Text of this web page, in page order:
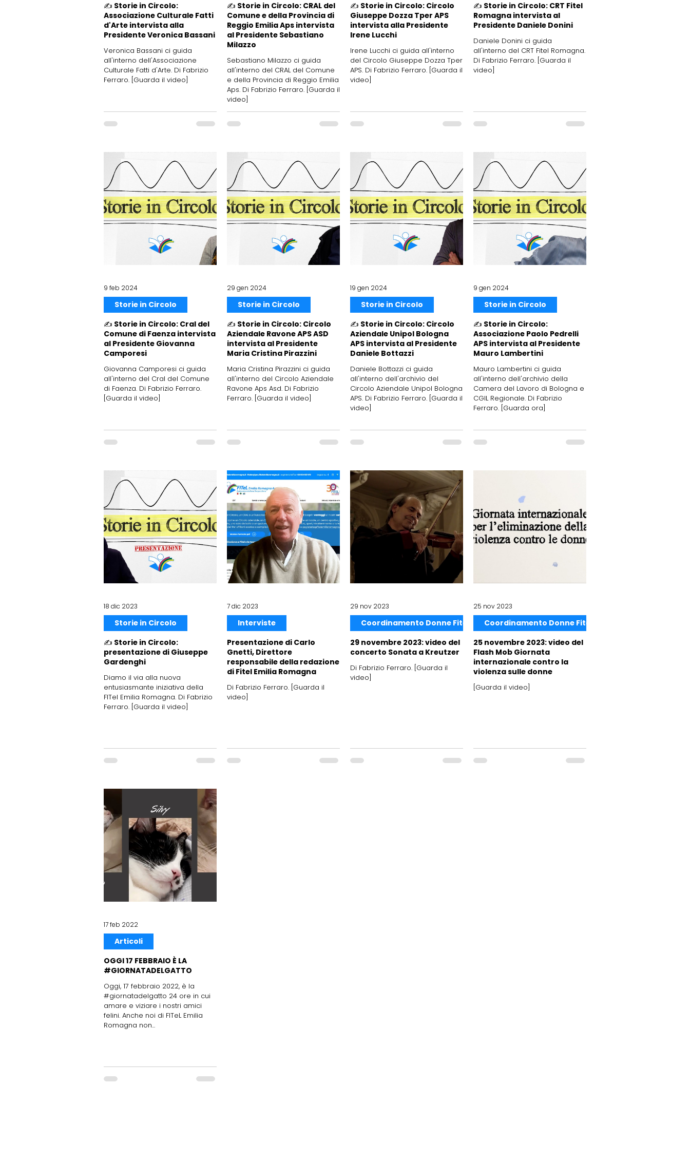
✍️ Storie in Circolo:
Associazione Culturale Fatti
d'Arte intervista alla
Presidente Veronica Bassani
Veronica Bassani ci guida
all'interno dell'Associazione
Culturale Fatti d'Arte. Di Fabrizio
Ferraro. [Guarda il video]
✍️ Storie in Circolo: CRAL del
Comune e della Provincia di
Reggio Emilia Aps intervista
al Presidente Sebastiano
Milazzo
Sebastiano Milazzo ci guida
all'interno del CRAL del Comune
e della Provincia di Reggio Emilia
Aps. Di Fabrizio Ferraro. [Guarda il
video]
✍️ Storie in Circolo: Circolo
Giuseppe Dozza Tper APS
intervista alla Presidente
Irene Lucchi
Irene Lucchi ci guida all'interno
del Circolo Giuseppe Dozza Tper
APS. Di Fabrizio Ferraro. [Guarda il
video]
✍️ Storie in Circolo: CRT Fitel
Romagna intervista al
Presidente Daniele Donini
Daniele Donini ci guida
all'interno del CRT Fitel Romagna.
Di Fabrizio Ferraro. [Guarda il
video]
✍️ Storie in Circolo: Cral del
Comune di Faenza intervista
al Presidente Giovanna
Camporesi
Giovanna Camporesi ci guida
all'interno del Cral del Comune
di Faenza. Di Fabrizio Ferraro.
[Guarda il video]
Storie in Circolo
9 feb 2024
✍️ Storie in Circolo: Circolo
Aziendale Ravone APS ASD
intervista al Presidente
Maria Cristina Pirazzini
Maria Cristina Pirazzini ci guida
all'interno del Circolo Aziendale
Ravone Aps Asd. Di Fabrizio
Ferraro. [Guarda il video]
Storie in Circolo
29 gen 2024
✍️ Storie in Circolo: Circolo
Aziendale Unipol Bologna
APS intervista al Presidente
Daniele Bottazzi
Daniele Bottazzi ci guida
all'interno dell'archivio del
Circolo Aziendale Unipol Bologna
APS. Di Fabrizio Ferraro. [Guarda il
video]
Storie in Circolo
19 gen 2024
✍️ Storie in Circolo:
Associazione Paolo Pedrelli
APS intervista al Presidente
Mauro Lambertini
Mauro Lambertini ci guida
all'interno dell'archivio della
Camera del Lavoro di Bologna e
CGIL Regionale. Di Fabrizio
Ferraro. [Guarda ora]
Storie in Circolo
9 gen 2024
✍️ Storie in Circolo:
presentazione di Giuseppe
Gardenghi
Diamo il via alla nuova
entusiasmante iniziativa della
FITel Emilia Romagna. Di Fabrizio
Ferraro. [Guarda il video]
Storie in Circolo
18 dic 2023
Presentazione di Carlo
Gnetti, Direttore
responsabile della redazione
di Fitel Emilia Romagna
Di Fabrizio Ferraro. [Guarda il
video]
Interviste
7 dic 2023
29 novembre 2023: video del
concerto Sonata a Kreutzer
Di Fabrizio Ferraro. [Guarda il
video]
29 nov 2023
25 novembre 2023: video del
Flash Mob Giornata
internazionale contro la
violenza sulle donne
[Guarda il video]
25 nov 2023
OGGI 17 FEBBRAIO È LA
#GIORNATADELGATTO
Oggi, 17 febbraio 2022, è la
#giornatadelgatto 24 ore in cui
amare e viziare i nostri amici
felini. Anche noi di FITeL Emilia
Romagna non...
Articoli
17 feb 2022